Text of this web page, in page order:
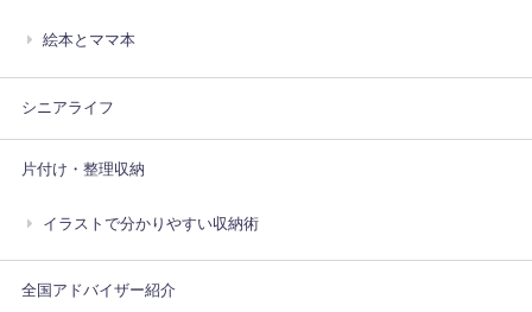
絵本とママ本
シニアライフ
片付け・整理収納
イラストで分かりやすい収納術
全国アドバイザー紹介